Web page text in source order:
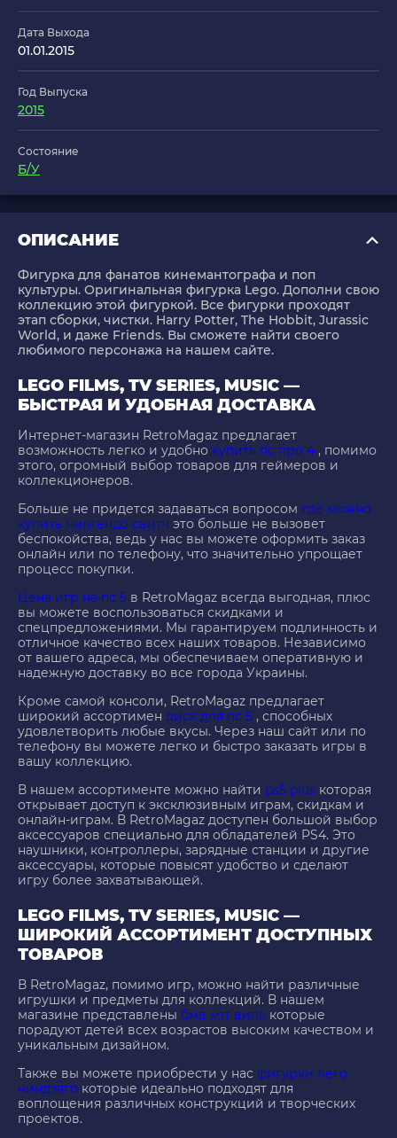
Дата Выхода
01.01.2015
Год Выпуска
2015
Состояние
Б/У
ОПИСАНИЕ
Фигурка для фанатов кинемантографа и поп
культуры. Оригинальная фигурка Lego. Дополни свою
коллекцию этой фигуркой. Все фигурки проходят
этап сборки, чистки. Harry Potter, The Hobbit, Jurassic
World, и даже Friends. Вы сможете найти своего
любимого персонажа на нашем сайте.
LEGO FILMS, TV SERIES, MUSIC —
БЫСТРАЯ И УДОБНАЯ ДОСТАВКА
Интернет-магазин RetroMagaz предлагает
возможность легко и удобно купить пс про 4 , помимо
этого, огромный выбор товаров для геймеров и
коллекционеров.
Больше не придется задаваться вопросом где можно
купить нинтендо свитч это больше не вызовет
беспокойства, ведь у нас вы можете оформить заказ
онлайн или по телефону, что значительно упрощает
процесс покупки.
Цена игр на пс 5 в RetroMagaz всегда выгодная, плюс
вы можете воспользоваться скидками и
спецпредложениями. Мы гарантируем подлинность и
отличное качество всех наших товаров. Независимо
от вашего адреса, мы обеспечиваем оперативную и
надежную доставку во все города Украины.
Кроме самой консоли, RetroMagaz предлагает
широкий ассортимен диск для пс 5 , способных
удовлетворить любые вкусы. Через наш сайт или по
телефону вы можете легко и быстро заказать игры в
вашу коллекцию.
В нашем ассортименте можно найти ps5 plus которая
открывает доступ к эксклюзивным играм, скидкам и
онлайн-играм. В RetroMagaz доступен большой выбор
аксессуаров специально для обладателей PS4. Это
наушники, контроллеры, зарядные станции и другие
аксессуары, которые повысят удобство и сделают
игру более захватывающей.
LEGO FILMS, TV SERIES, MUSIC —
ШИРОКИЙ АССОРТИМЕНТ ДОСТУПНЫХ
ТОВАРОВ
В RetroMagaz, помимо игр, можно найти различные
игрушки и предметы для коллекций. В нашем
магазине представлены бмв хот вилс которые
порадуют детей всех возрастов высоким качеством и
уникальным дизайном.
Также вы можете приобрести у нас фигурки лего
ниндзяго которые идеально подходят для
воплощения различных конструкций и творческих
проектов.